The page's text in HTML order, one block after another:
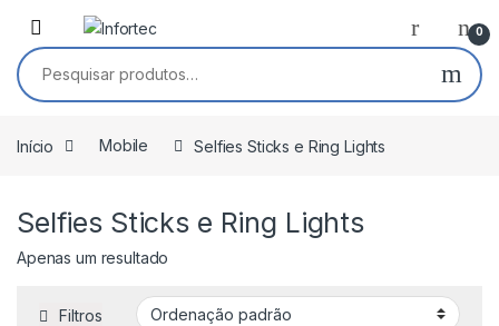
Saltar para navegação
Pular para o conteúdo
0
Pesquisar por:
Início Mobile Selfies Sticks e Ring Lights
Selfies Sticks e Ring Lights
Apenas um resultado
Filtros